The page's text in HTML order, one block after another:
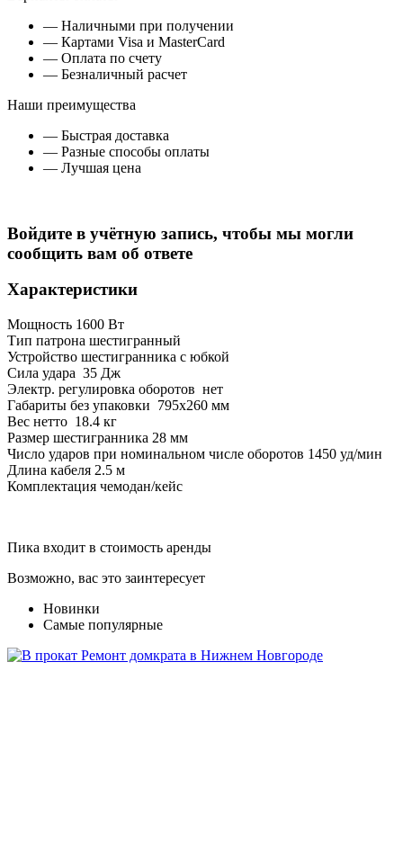
— Наличными при получении
— Картами Visa и MasterCard
— Оплата по счету
— Безналичный расчет
Наши преимущества
— Быстрая доставка
— Разные способы оплаты
— Лучшая цена
Войдите в учётную запись, чтобы мы могли
сообщить вам об ответе
Характеристики
Мощность 1600 Вт
Тип патрона шестигранный
Устройство шестигранника с юбкой
Сила удара 35 Дж
Электр. регулировка оборотов нет
Габариты без упаковки 795х260 мм
Вес нетто 18.4 кг
Размер шестигранника 28 мм
Число ударов при номинальном числе оборотов 1450 уд/мин
Длина кабеля 2.5 м
Комплектация чемодан/кейс
Пика входит в стоимость аренды
Возможно, вас это заинтересует
Новинки
Самые популярные